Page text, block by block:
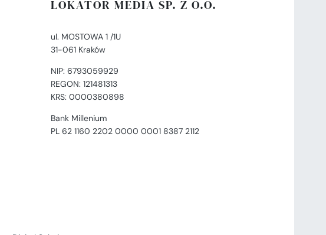
LOKATOR MEDIA SP. Z O.O.
ul. MOSTOWA 1 /1U
31-061 Kraków
NIP: 6793059929
REGON: 121481313
KRS: 0000380898
Bank Millenium
PL 62 1160 2202 0000 0001 8387 2112